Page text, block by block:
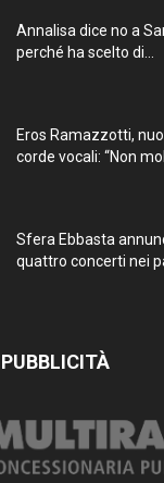
Annalisa dice no a
perché ha scelto di...
Eros Ramazzotti,
corde vocali: “Non
Sfera Ebbasta
quattro concerti nei